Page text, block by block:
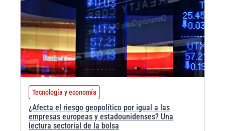
Tecnología y economía
¿Afecta el riesgo geopolítico por igual a las
empresas europeas y estadounidenses? Una
lectura sectorial de la bolsa